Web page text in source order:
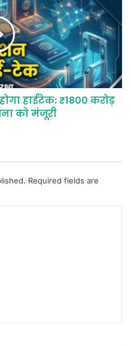
हाईटेक: ₹1800 करोड़
को मंजूरी
Required fields are